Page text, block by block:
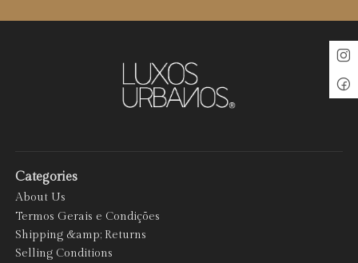
Categories
About Us
Termos Gerais e Condições
Shipping &amp; Returns
Selling Conditions